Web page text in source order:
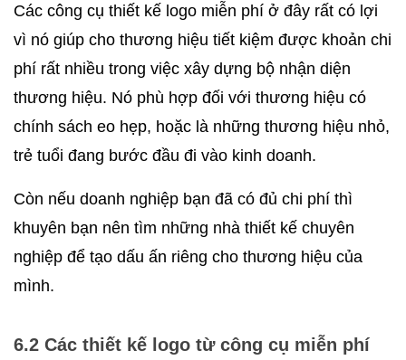
Các công cụ thiết kế logo miễn phí ở đây rất có lợi
vì nó giúp cho thương hiệu tiết kiệm được khoản chi
phí rất nhiều trong việc xây dựng bộ nhận diện
thương hiệu. Nó phù hợp đối với thương hiệu có
chính sách eo hẹp, hoặc là những thương hiệu nhỏ,
trẻ tuổi đang bước đầu đi vào kinh doanh.
Còn nếu doanh nghiệp bạn đã có đủ chi phí thì
khuyên bạn nên tìm những nhà thiết kế chuyên
nghiệp để tạo dấu ấn riêng cho thương hiệu của
mình.
6.2 Các thiết kế logo từ công cụ miễn phí